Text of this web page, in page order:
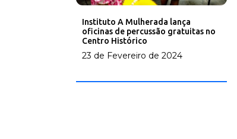
Instituto A Mulherada lança
oficinas de percussão gratuitas no
Centro Histórico
23 de Fevereiro de 2024